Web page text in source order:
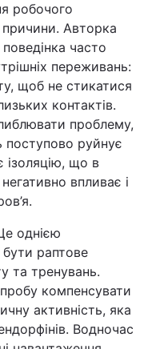
робочого
причини. Авторка
часто
переживань:
щоб не стикатися
контактів.
проблему,
поступово руйнує
ізоляцію, що в
впливає і
однією
раптове
та тренувань.
компенсувати
активність, яка
Водночас